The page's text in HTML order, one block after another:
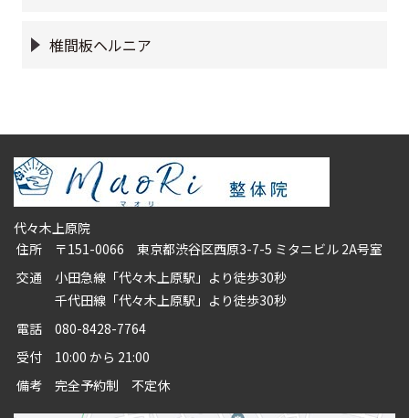
椎間板ヘルニア
代々木上原院
住所
〒151-0066 東京都渋谷区西原3-7-5 ミタニビル 2A号室
交通
小田急線「代々木上原駅」より徒歩30秒
千代田線「代々木上原駅」より徒歩30秒
電話
080-8428-7764
受付
10:00 から 21:00
備考
完全予約制 不定休